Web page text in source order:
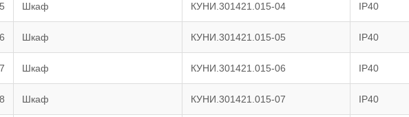
5 Шкаф КУНИ.301421.015-04 IP40
6 Шкаф КУНИ.301421.015-05 IP40
7 Шкаф КУНИ.301421.015-06 IP40
8 Шкаф КУНИ.301421.015-07 IP40